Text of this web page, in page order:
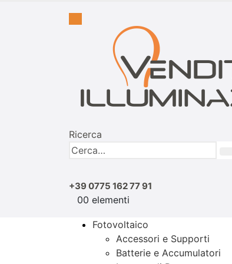
Ricerca
+39 0775 162 77 91
00 elementi
Fotovoltaico
Accessori e Supporti
Batterie e Accumulatori